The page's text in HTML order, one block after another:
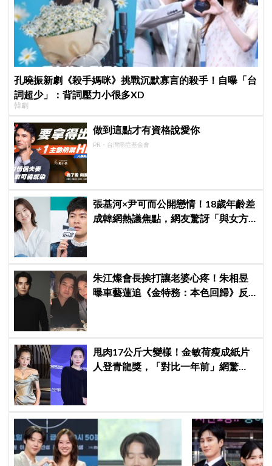
孔曉振新劇《殺手媽咪》挑戰沉默寡言的殺手！自曝「台
詞超少」：背詞壓力小很多XD
韓劇
做到這點才有資格說愛你
PR・台灣癌症基金會
張基河×尹可而公開戀情！18歲年齡差
成韓網熱議焦點，網友驚訝「與女方
朱江燦會長挨打讓老婆心疼！朱相昱
曝車藝蓮追《金特務：本色回歸》反
甩肉17公斤大變樣！金敏荷瘦成紙片
人登青龍獎，「對比一年前」網驚